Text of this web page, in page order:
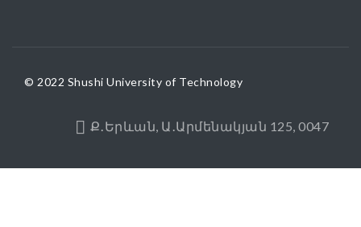
© 2022 Shushi University of Technology
Ք․Երևան, Ա․Արմենակյան 125, 0047